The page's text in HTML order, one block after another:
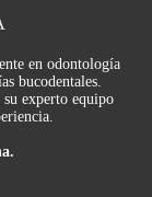
en odontología
bucodentales.
experto equipo